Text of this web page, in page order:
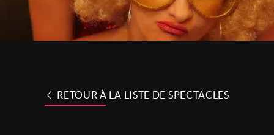
RETOUR À LA LISTE DE SPECTACLES